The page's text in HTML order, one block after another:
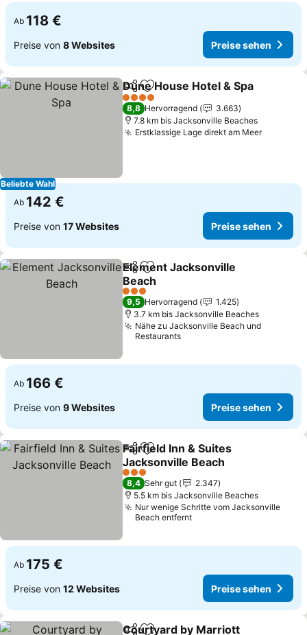
Ab 118 €
Preise von 8 Websites Preise sehen
Beliebte Wahl
TeilenZu Favoriten hinzufügen
Dune House Hotel & Spa
4 Sterne
8,8 Hervorragend
3.663
7.8 km bis Jacksonville Beaches
Erstklassige Lage direkt am Meer
Ab 142 €
Preise von 17 Websites Preise sehen
TeilenZu Favoriten hinzufügen
Element Jacksonville
Beach
3 Sterne
9,5 Hervorragend
1.425
3.7 km bis Jacksonville Beaches
Nähe zu Jacksonville Beach und
Restaurants
Ab 166 €
Preise von 9 Websites Preise sehen
TeilenZu Favoriten hinzufügen
Fairfield Inn & Suites
Jacksonville Beach
3 Sterne
8,4 Sehr gut
2.347
5.5 km bis Jacksonville Beaches
Nur wenige Schritte vom Jacksonville
Beach entfernt
Ab 175 €
Preise von 12 Websites Preise sehen
Courtyard by Marriott